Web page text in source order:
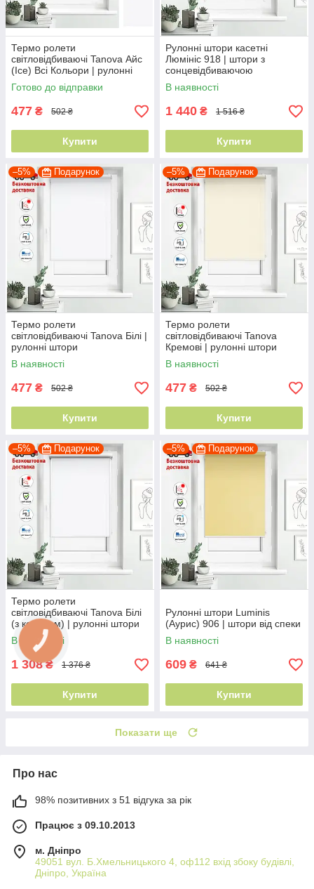
Термо ролети
світловідбиваючі Tanova Айс
(Ice) Всі Кольори | рулонні
штори світловідбиваючі
відкритого типу
Готово до відправки
477 ₴ 502 ₴
Купити
Рулонні штори касетні
Люмініс 918 | штори з
сонцевідбиваючою
поверхнею
В наявності
1 440 ₴ 1 516 ₴
Купити
–5% Подарунок
Термо ролети
світловідбиваючі Tanova Білі |
рулонні штори
світловідбиваючі
В наявності
477 ₴ 502 ₴
Купити
–5% Подарунок
Термо ролети
світловідбиваючі Tanova
Кремові | рулонні штори
світловідбиваючі
В наявності
477 ₴ 502 ₴
Купити
–5% Подарунок
Термо ролети
світловідбиваючі Tanova Білі
(з коробом) | рулонні штори
світловідбиваючі
В наявності
1 308₴ 1 376 ₴
Купити
–5% Подарунок
Рулонні штори Luminis
(Аурис) 906 | штори від спеки
В наявності
609 ₴ 641 ₴
Купити
Показати ще
Про нас
98% позитивних з 51 відгука за рік
Працює з 09.10.2013
м. Дніпро
49051 вул. Б.Хмельницького 4, оф112 вхід збоку будівлі,
Дніпро, Україна